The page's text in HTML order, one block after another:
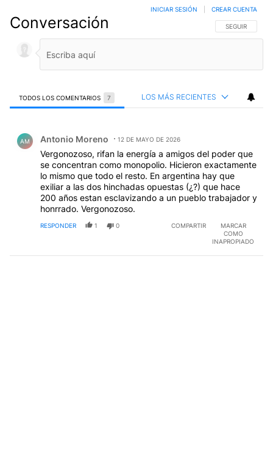
Conversación SIGA ESTA
SEGUIR
INICIAR SESIÓN CREAR CUENTA
TODOS LOS COMENTARIOS 7 LOS MÁS RECIENTES
AM Antonio Moreno 12 DE MAYO DE 2026
Vergonozoso, rifan la energía a amigos del poder que
se concentran como monopolio. Hicieron exactamente
lo mismo que todo el resto. En argentina hay que
exiliar a las dos hinchadas opuestas (¿?) que hace
200 años estan esclavizando a un pueblo trabajador y
honrrado. Vergonozoso.
RESPONDER 1 0 COMPARTIR
MARCAR
COMO
INAPROPIADO